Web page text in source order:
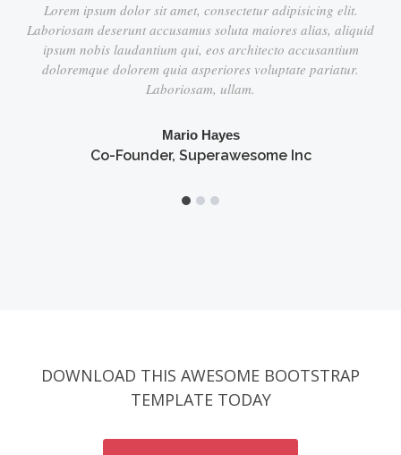
Lorem ipsum dolor sit amet, consectetur adipisicing elit.
Laboriosam deserunt accusamus soluta maiores alias, aliquid
ipsum nobis laudantium qui, eos architecto accusantium
doloremque dolorem quia asperiores voluptate pariatur.
Laboriosam, ullam.
Mario Hayes
Co-Founder, Superawesome Inc
DOWNLOAD THIS AWESOME BOOTSTRAP
TEMPLATE TODAY